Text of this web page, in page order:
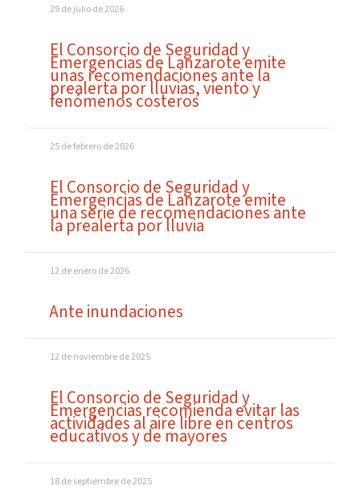
29 de julio de 2026
El Consorcio de Seguridad y
Emergencias de Lanzarote emite
unas recomendaciones ante la
prealerta por lluvias, viento y
fenómenos costeros
25 de febrero de 2026
El Consorcio de Seguridad y
Emergencias de Lanzarote emite
una serie de recomendaciones ante
la prealerta por lluvia
12 de enero de 2026
Ante inundaciones
12 de noviembre de 2025
El Consorcio de Seguridad y
Emergencias recomienda evitar las
actividades al aire libre en centros
educativos y de mayores
18 de septiembre de 2025